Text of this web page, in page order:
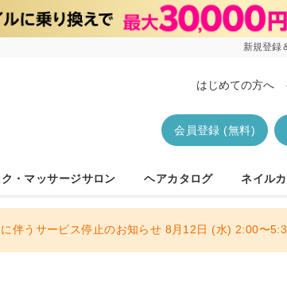
新規登録
はじめての方へ
会員登録 (無料)
ク・マッサージサロン ヘアカタログ ネイル
伴うサービス停止のお知らせ 8月12日 (水) 2:00〜